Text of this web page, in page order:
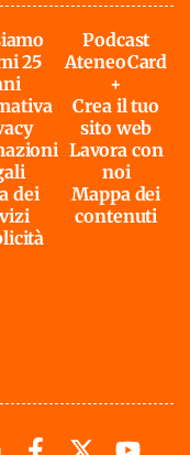
25
dei
Podcast
AteneoCard
+
Crea il tuo
sito web
Lavora con
noi
Mappa dei
contenuti